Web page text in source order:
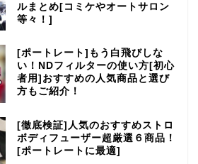
ルまとめ[コミケやオートサロン
等々！]
[ポートレート]もう白飛びしな
い！NDフィルターの使い方[初心
者用]おすすめの人気商品と選び
方もご紹介！
[徹底検証]人気のおすすめストロ
ボディフューザー超厳選６商品！
[ポートレートに最適]